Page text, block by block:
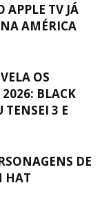
APPLE TV JÁ
AMÉRICA
OS
BLACK
TENSEI 3 E
DE
HAT